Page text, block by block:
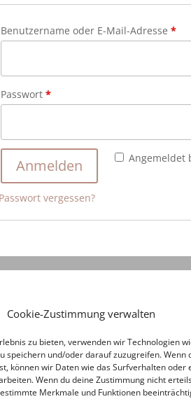
Cookie-Zustimmung verwalten
zu bieten, verwenden wir Technologien
speichern und/oder darauf zuzugreifen. Wenn
können wir Daten wie das Surfverhalten oder
Wenn du deine Zustimmung nicht
Merkmale und Funktionen
Benutzername oder E-Mail-Adresse*
Passwort*
Angemeldet
Anmelden
Passwort vergessen?